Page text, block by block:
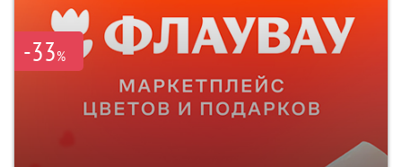
-33%